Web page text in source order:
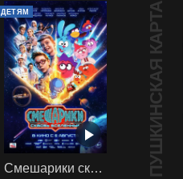
ДЕТЯМ
Смешарики сквозь вселенные ПУШКИНСКАЯ КАРТА